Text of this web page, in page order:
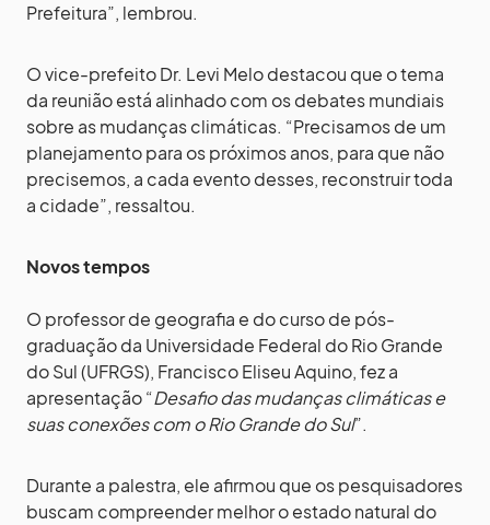
Prefeitura”, lembrou.
O vice-prefeito Dr. Levi Melo destacou que o tema
da reunião está alinhado com os debates mundiais
sobre as mudanças climáticas. “Precisamos de um
planejamento para os próximos anos, para que não
precisemos, a cada evento desses, reconstruir toda
a cidade”, ressaltou.
Novos tempos
O professor de geografia e do curso de pós-
graduação da Universidade Federal do Rio Grande
do Sul (UFRGS), Francisco Eliseu Aquino, fez a
apresentação “Desafio das mudanças climáticas e
suas conexões com o Rio Grande do Sul”.
Durante a palestra, ele afirmou que os pesquisadores
buscam compreender melhor o estado natural do